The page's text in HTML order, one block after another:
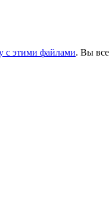
с этими файлами. Вы